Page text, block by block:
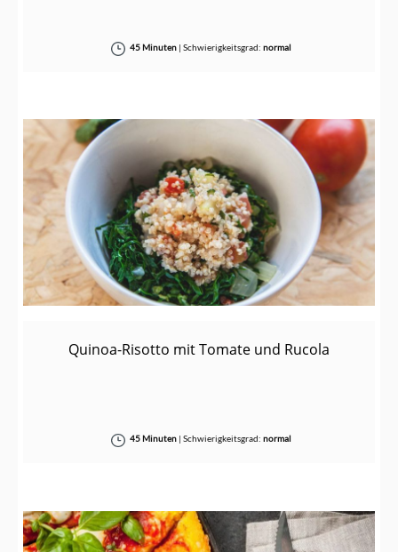
45 Minuten| Schwierigkeitsgrad: normal
Quinoa-Risotto mit Tomate und Rucola
45 Minuten| Schwierigkeitsgrad: normal